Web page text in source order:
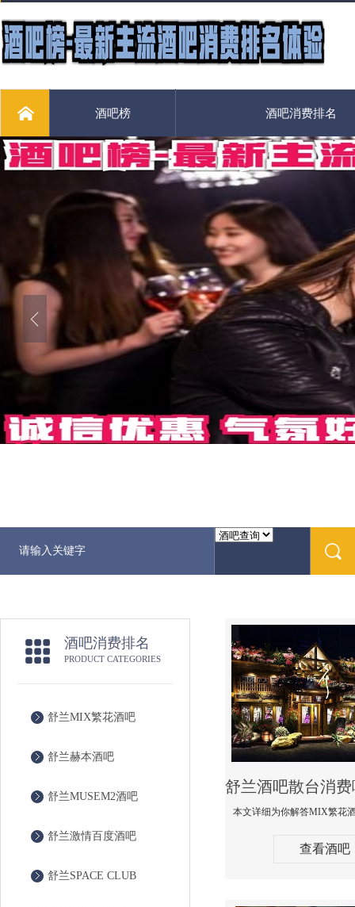
酒吧榜 酒吧消费排名
酒吧消费排名
PRODUCT CATEGORIES
舒兰MIX繁花酒吧
舒兰赫本酒吧
舒兰MUSEM2酒吧
舒兰激情百度酒吧
舒兰SPACE CLUB
查看酒吧